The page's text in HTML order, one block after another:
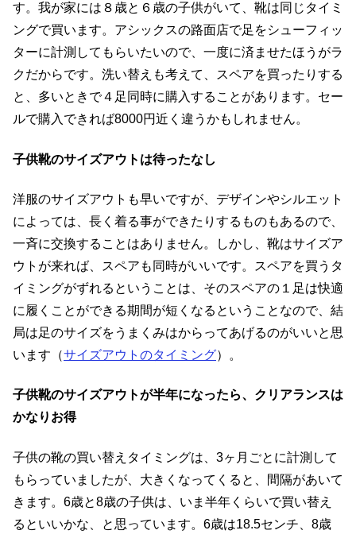
す。我が家には８歳と６歳の子供がいて、靴は同じタイミ
ングで買います。アシックスの路面店で足をシューフィッ
ターに計測してもらいたいので、一度に済ませたほうがラ
クだからです。洗い替えも考えて、スペアを買ったりする
と、多いときで４足同時に購入することがあります。セー
ルで購入できれば8000円近く違うかもしれません。
子供靴のサイズアウトは待ったなし
洋服のサイズアウトも早いですが、デザインやシルエット
によっては、長く着る事ができたりするものもあるので、
一斉に交換することはありません。しかし、靴はサイズア
ウトが来れば、スペアも同時がいいです。スペアを買うタ
イミングがずれるということは、そのスペアの１足は快適
に履くことができる期間が短くなるということなので、結
局は足のサイズをうまくみはからってあげるのがいいと思
います（サイズアウトのタイミング）。
子供靴のサイズアウトが半年になったら、クリアランスは
かなりお得
子供の靴の買い替えタイミングは、3ヶ月ごとに計測して
もらっていましたが、大きくなってくると、間隔があいて
きます。6歳と8歳の子供は、いま半年くらいで買い替え
るといいかな、と思っています。6歳は18.5センチ、8歳